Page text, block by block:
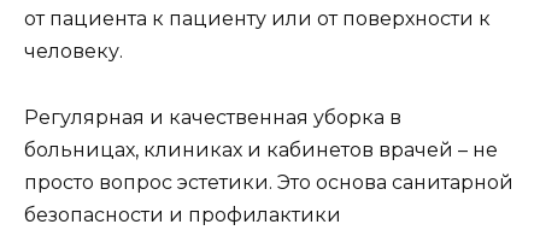
от пациента к пациенту или от поверхности к
человеку.
Регулярная и качественная уборка в
больницах, клиниках и кабинетов врачей – не
просто вопрос эстетики. Это основа санитарной
безопасности и профилактики